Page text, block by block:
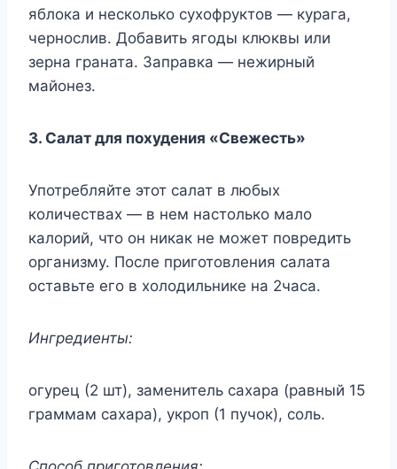
яблока и несколько сухофруктов — курага,
чернослив. Добавить ягоды клюквы или
зерна граната. Заправка — нежирный
майонез.
3. Салат для похудения «Свежесть»
Употребляйте этот салат в любых
количествах — в нем настолько мало
калорий, что он никак не может повредить
организму. После приготовления салата
оставьте его в холодильнике на 2часа.
Ингредиенты:
огурец (2 шт), заменитель сахара (равный 15
граммам сахара), укроп (1 пучок), соль.